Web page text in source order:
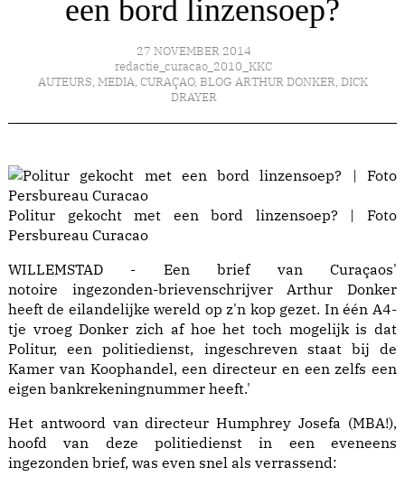
een bord linzensoep?
27 NOVEMBER 2014
redactie_curacao_2010_KKC
AUTEURS, MEDIA, CURAÇAO, BLOG ARTHUR DONKER, DICK
DRAYER
Politur gekocht met een bord linzensoep? | Foto
Persbureau Curacao
WILLEMSTAD - Een brief van Curaçaos'
notoire ingezonden-brievenschrijver Arthur Donker
heeft de eilandelijke wereld op z'n kop gezet. In één A4-
tje vroeg Donker zich af hoe het toch mogelijk is dat
Politur, een politiedienst, ingeschreven staat bij de
Kamer van Koophandel, een directeur en een zelfs een
eigen bankrekeningnummer heeft.'
Het antwoord van directeur Humphrey Josefa (MBA!),
hoofd van deze politiedienst in een eveneens
ingezonden brief, was even snel als verrassend: